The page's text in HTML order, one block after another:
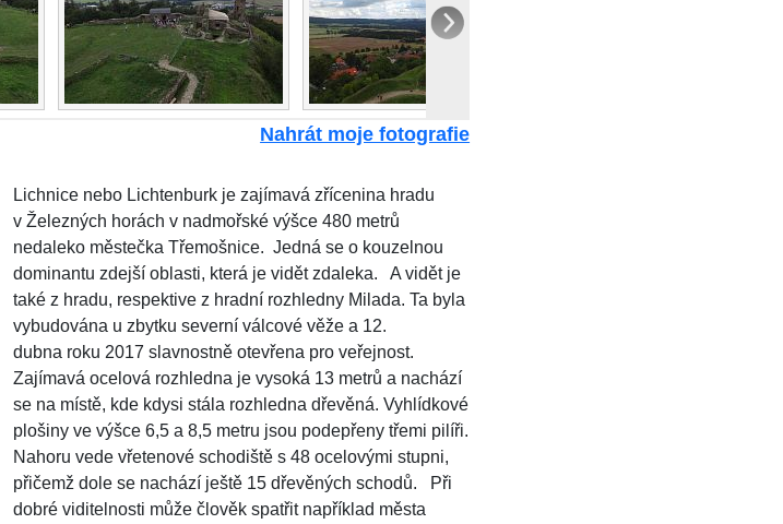
Nahrát moje fotografie
Lichnice nebo Lichtenburk je zajímavá zřícenina hradu
v Železných horách v nadmořské výšce 480 metrů
nedaleko městečka Třemošnice. Jedná se o kouzelnou
dominantu zdejší oblasti, která je vidět zdaleka. A vidět je
také z hradu, respektive z hradní rozhledny Milada. Ta byla
vybudována u zbytku severní válcové věže a 12.
dubna roku 2017 slavnostně otevřena pro veřejnost.
Zajímavá ocelová rozhledna je vysoká 13 metrů a nachází
se na místě, kde kdysi stála rozhledna dřevěná. Vyhlídkové
plošiny ve výšce 6,5 a 8,5 metru jsou podepřeny třemi pilíři.
Nahoru vede vřetenové schodiště s 48 ocelovými stupni,
přičemž dole se nachází ještě 15 dřevěných schodů. Při
dobré viditelnosti může člověk spatřit například města